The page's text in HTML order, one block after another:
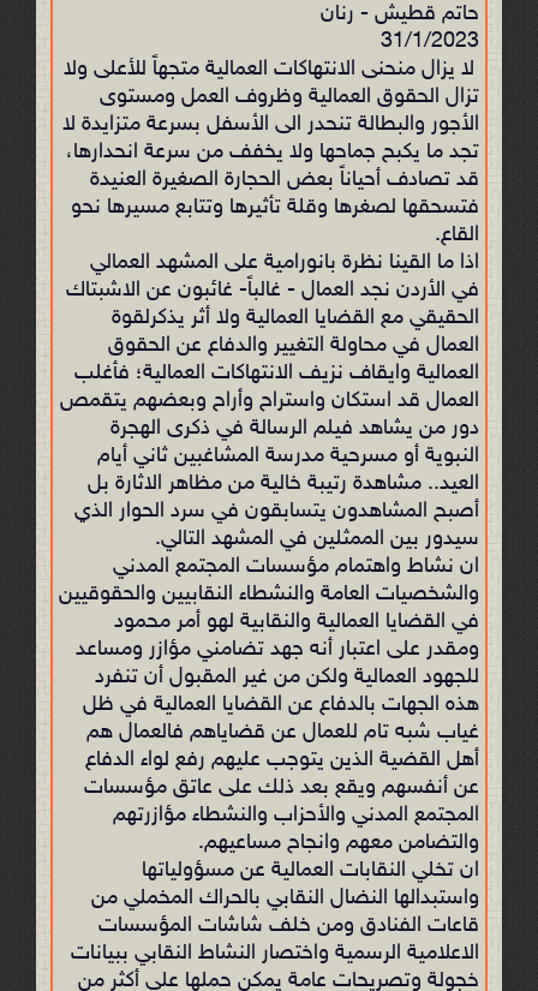
حاتم قطيش - رنان
31/1/2023
لا يزال منحنى الانتهاكات العمالية متجهاً للأعلى ولا
تزال الحقوق العمالية وظروف العمل ومستوى
الأجور والبطالة تنحدر الى الأسفل بسرعة متزايدة لا
تجد ما يكبح جماحها ولا يخفف من سرعة انحدارها،
قد تصادف أحياناً بعض الحجارة الصغيرة العنيدة
فتسحقها لصغرها وقلة تأثيرها وتتابع مسيرها نحو
القاع.
اذا ما القينا نظرة بانورامية على المشهد العمالي
في الأردن نجد العمال - غالباً- غائبون عن الاشبتاك
الحقيقي مع القضايا العمالية ولا أثر يذكرلقوة
العمال في محاولة التغيير والدفاع عن الحقوق
العمالية وايقاف نزيف الانتهاكات العمالية؛ فأغلب
العمال قد استكان واستراح وأراح وبعضهم يتقمص
دور من يشاهد فيلم الرسالة في ذكرى الهجرة
النبوية أو مسرحية مدرسة المشاغبين ثاني أيام
العيد.. مشاهدة رتيبة خالية من مظاهر الاثارة بل
أصبح المشاهدون يتسابقون في سرد الحوار الذي
سيدور بين الممثلين في المشهد التالي.
ان نشاط واهتمام مؤسسات المجتمع المدني
والشخصيات العامة والنشطاء النقابيين والحقوقيين
في القضايا العمالية والنقابية لهو أمر محمود
ومقدر على اعتبار أنه جهد تضامني مؤازر ومساعد
للجهود العمالية ولكن من غير المقبول أن تنفرد
هذه الجهات بالدفاع عن القضايا العمالية في ظل
غياب شبه تام للعمال عن قضاياهم فالعمال هم
أهل القضية الذين يتوجب عليهم رفع لواء الدفاع
عن أنفسهم ويقع بعد ذلك على عاتق مؤسسات
المجتمع المدني والأحزاب والنشطاء مؤازرتهم
والتضامن معهم وانجاح مساعيهم.
ان تخلي النقابات العمالية عن مسؤولياتها
واستبدالها النضال النقابي بالحراك المخملي من
قاعات الفنادق ومن خلف شاشات المؤسسات
الاعلامية الرسمية واختصار النشاط النقابي ببيانات
خجولة وتصريحات عامة يمكن حملها على أكثر من